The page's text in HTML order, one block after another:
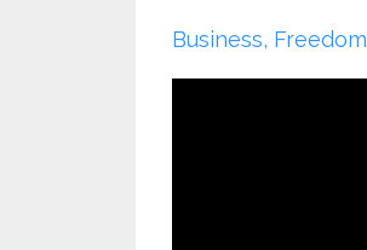
Business Freedom